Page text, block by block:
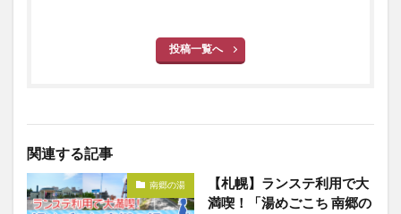
投稿一覧へ
関連する記事
南郷の湯
【札幌】ランステ利用で大
満喫！「湯めごこち 南郷の